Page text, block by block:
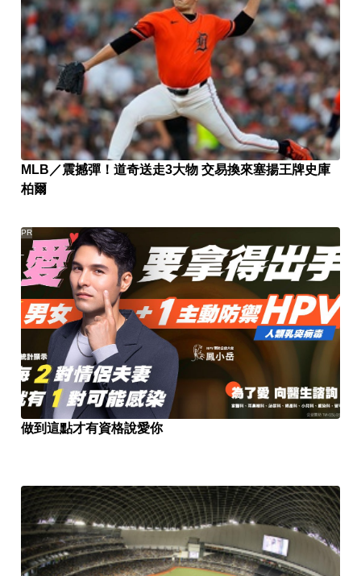
MLB／震撼彈！道奇送走3大物 交易換來塞揚王牌史庫
柏爾
做到這點才有資格說愛你
PR